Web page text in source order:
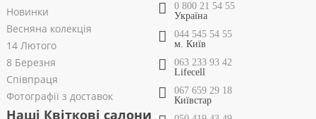
Новинки
Весняна колекція
14 Лютого
8 Березня
Співпраця
Фотографії з доставок
Наші Квіткові салони
0 800 21 54 55
Україна
044 545 54 55
м. Київ
063 233 93 42
Lifecell
067 659 29 18
Київстар